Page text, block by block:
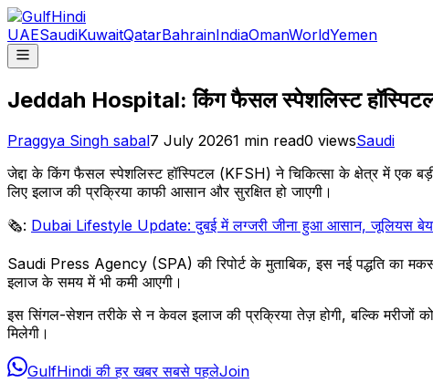
UAESaudiKuwaitQatarBahrainIndiaOmanWorldYemen
Jeddah Hospital: किंग फैसल स्पेशलिस्ट हॉस्पिटल
Praggya Singh sabal7 July 20261 min read0 viewsSaudi
जेद्दा के किंग फैसल स्पेशलिस्ट हॉस्पिटल (KFSH) ने चिकित्सा के क्षेत्र में एक
लिए इलाज की प्रक्रिया काफी आसान और सुरक्षित हो जाएगी।
🗞️: Dubai Lifestyle Update: दुबई में लग्जरी जीना हुआ आसान, जूलियस बेयर
Saudi Press Agency (SPA) की रिपोर्ट के मुताबिक, इस नई पद्धति का
इलाज के समय में भी कमी आएगी।
इस सिंगल-सेशन तरीके से न केवल इलाज की प्रक्रिया तेज़ होगी, बल्कि मरीजों को
मिलेगी।
GulfHindi की हर खबर सबसे पहलेJoin